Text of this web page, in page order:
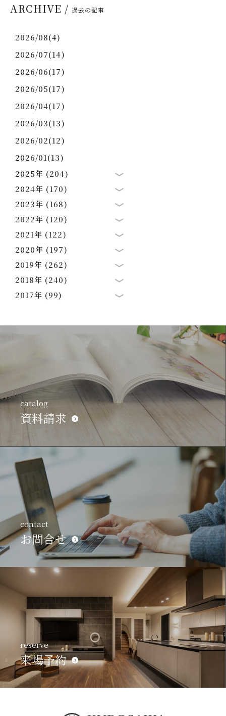
ARCHIVE / 過去の記事
2026/08(4)
2026/07(14)
2026/06(17)
2026/05(17)
2026/04(17)
2026/03(13)
2026/02(12)
2026/01(13)
2025年 (204)
2024年 (170)
2023年 (168)
2022年 (120)
2021年 (122)
2020年 (197)
2019年 (262)
2018年 (240)
2017年 (99)
catalog
資料請求
contact
お問合せ
reserve
来場予約